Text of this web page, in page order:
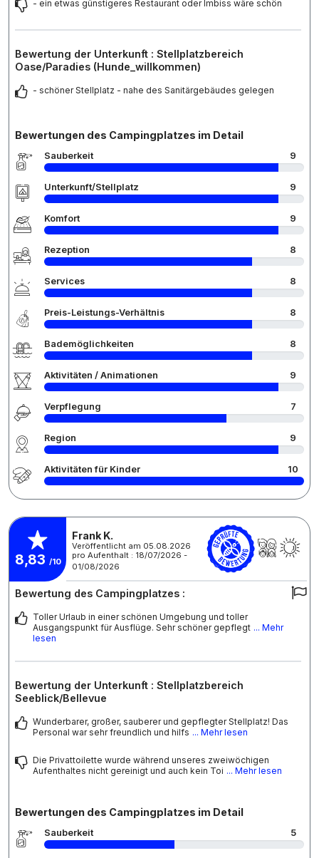
- ein etwas günstigeres Restaurant oder Imbiss wäre schön
Bewertung der Unterkunft : Stellplatzbereich
Oase/Paradies (Hunde_willkommen)
- schöner Stellplatz - nahe des Sanitärgebäudes gelegen
Bewertungen des Campingplatzes im Detail
Sauberkeit 9
Unterkunft/Stellplatz 9
Komfort 9
Rezeption 8
Services 8
Preis-Leistungs-Verhältnis 8
Bademöglichkeiten 8
Aktivitäten / Animationen 9
Verpflegung 7
Region 9
Aktivitäten für Kinder 10
8,83 /10
Frank K.
Veröffentlicht am 05.08.2026
pro Aufenthalt : 18/07/2026 -
01/08/2026
Bewertung des Campingplatzes :
Toller Urlaub in einer schönen Umgebung und toller
Ausgangspunkt für Ausflüge. Sehr schöner gepflegt ... Mehr
lesen
Bewertung der Unterkunft : Stellplatzbereich
Seeblick/Bellevue
Wunderbarer, großer, sauberer und gepflegter Stellplatz! Das
Personal war sehr freundlich und hilfs ... Mehr lesen
Die Privattoilette wurde während unseres zweiwöchigen
Aufenthaltes nicht gereinigt und auch kein Toi ... Mehr lesen
Bewertungen des Campingplatzes im Detail
Sauberkeit 5